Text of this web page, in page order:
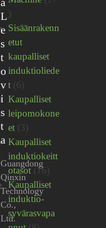
17
tuotetta
Sisäänrakenn
etut
kaupalliset
induktioliede
t 66
tuotetta
Kaupalliset
leipomokone
et 3 3
tuotetta
Kaupalliset
induktiokeitt
otasot
1616
tuotetta
Kaupalliset
induktio-
syvärasvapa
L
e
s
t
o
v
i
s
t
a
Guangdong
Qinxin
Technology
Co.,
Ltd.